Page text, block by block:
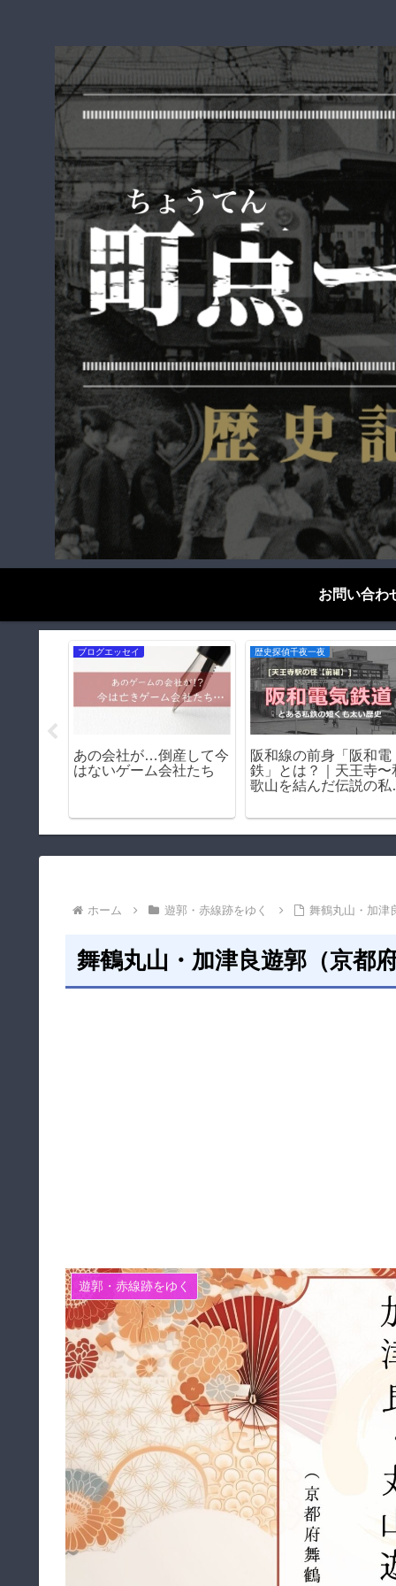
お問い合わ
戦争遺構をゆく
【神戸の戦争遺構】三ノ
宮駅ー機銃掃射で穴が開
お役立ち情報
日本人が知らない、世
の仲が悪い国々
ホーム 遊郭・赤線跡をゆく 舞鶴丸山・加津
舞鶴丸山・加津良遊郭（京都
遊郭・赤線跡をゆく